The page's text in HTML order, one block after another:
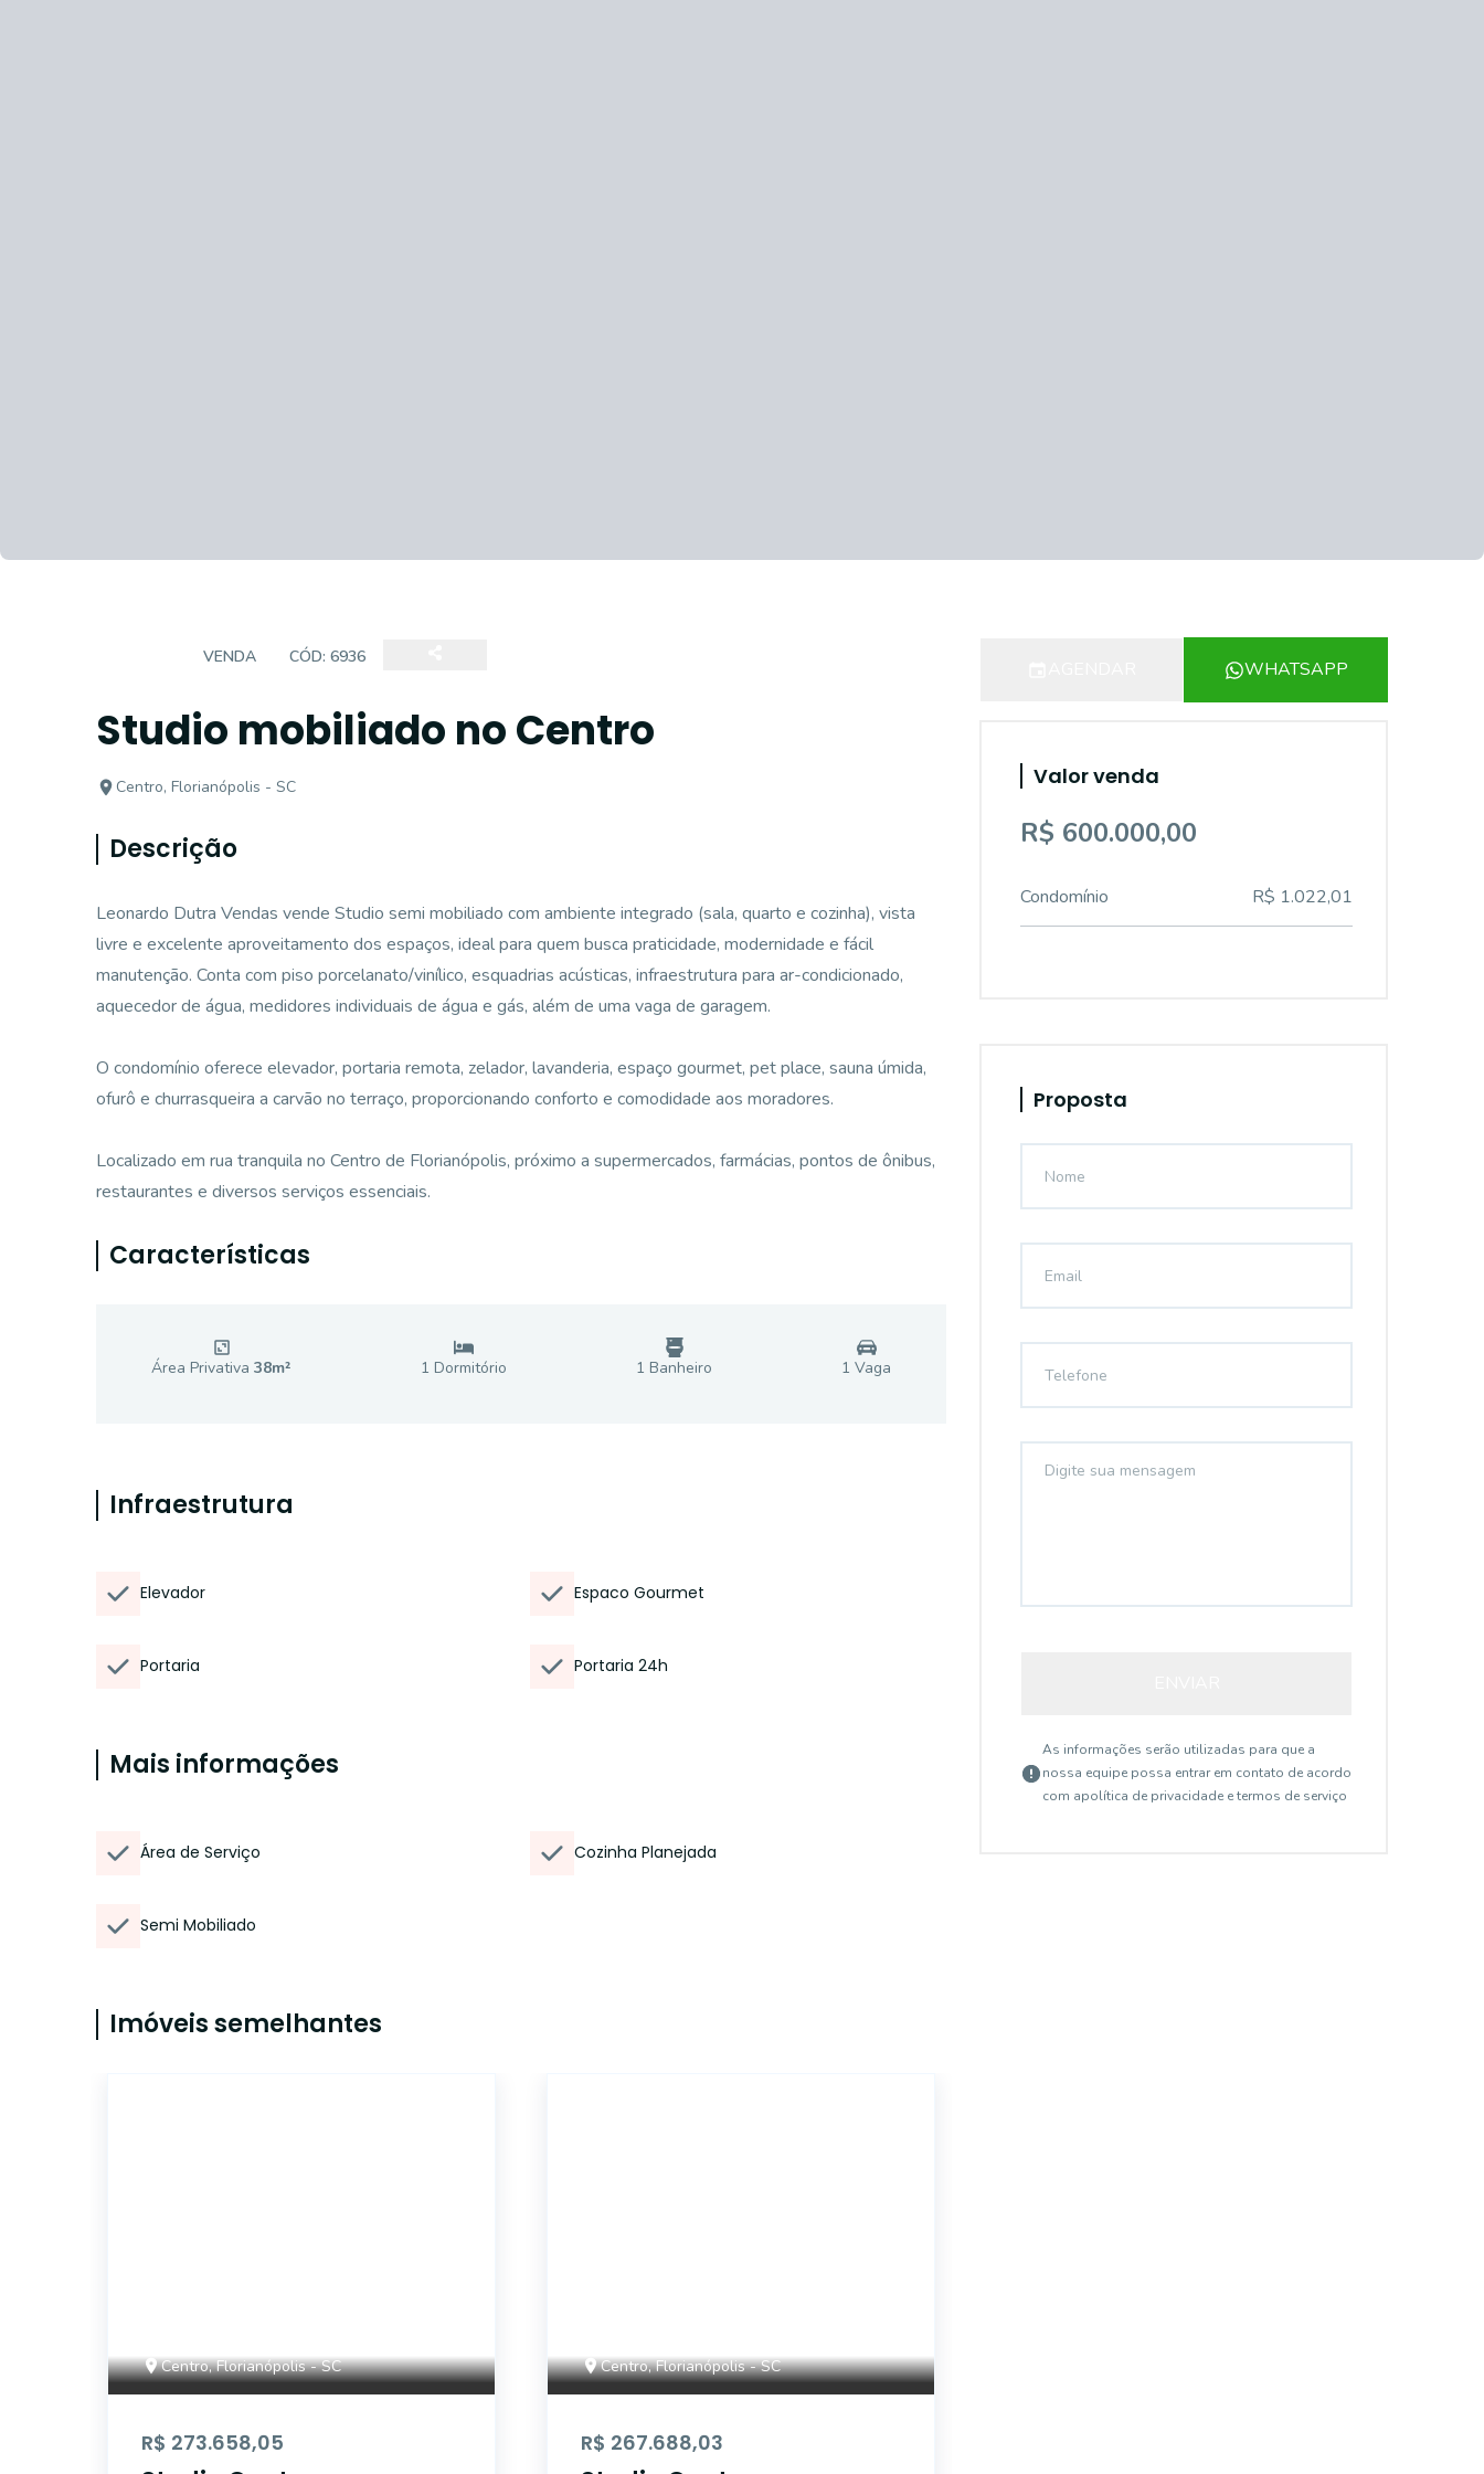
VENDA CÓD: 6936
Studio mobiliado no Centro
Centro, Florianópolis - SC
Descrição
Leonardo Dutra Vendas vende Studio semi mobiliado com ambiente integrado (sala, quarto e cozinha), vista
livre e excelente aproveitamento dos espaços, ideal para quem busca praticidade, modernidade e fácil
manutenção. Conta com piso porcelanato/vinílico, esquadrias acústicas, infraestrutura para ar-condicionado,
aquecedor de água, medidores individuais de água e gás, além de uma vaga de garagem.
O condomínio oferece elevador, portaria remota, zelador, lavanderia, espaço gourmet, pet place, sauna úmida,
ofurô e churrasqueira a carvão no terraço, proporcionando conforto e comodidade aos moradores.
Localizado em rua tranquila no Centro de Florianópolis, próximo a supermercados, farmácias, pontos de ônibus,
restaurantes e diversos serviços essenciais.
Características
Área Privativa 38m² 1 Dormitório 1 Banheiro 1 Vaga
Infraestrutura
Elevador Espaco Gourmet
Portaria Portaria 24h
Mais informações
Área de Serviço Cozinha Planejada
Semi Mobiliado
Imóveis semelhantes
Centro, Florianópolis - SC
R$ 273.658,05
Centro, Florianópolis - SC
R$ 267.688,03
WHATSAPP
Valor venda
R$ 600.000,00
Condomínio R$ 1.022,01
Proposta
As informações serão utilizadas para que a
nossa equipe possa entrar em contato de acordo
com apolítica de privacidade e termos de serviço